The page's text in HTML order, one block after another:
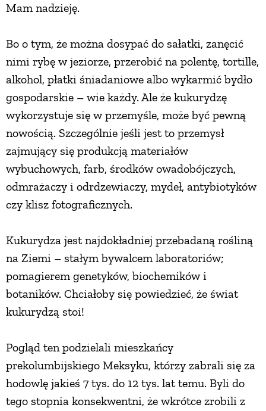
Mam nadzieję.
Bo o tym, że można dosypać do sałatki, zanęcić
nimi rybę w jeziorze, przerobić na polentę, tortille,
alkohol, płatki śniadaniowe albo wykarmić bydło
gospodarskie – wie każdy. Ale że kukurydzę
wykorzystuje się w przemyśle, może być pewną
nowością. Szczególnie jeśli jest to przemysł
zajmujący się produkcją materiałów
wybuchowych, farb, środków owadobójczych,
odmrażaczy i odrdzewiaczy, mydeł, antybiotyków
czy klisz fotograficznych.
Kukurydza jest najdokładniej przebadaną rośliną
na Ziemi – stałym bywalcem laboratoriów;
pomagierem genetyków, biochemików i
botaników. Chciałoby się powiedzieć, że świat
kukurydzą stoi!
Pogląd ten podzielali mieszkańcy
prekolumbijskiego Meksyku, którzy zabrali się za
hodowlę jakieś 7 tys. do 12 tys. lat temu. Byli do
tego stopnia konsekwentni, że wkrótce zrobili z